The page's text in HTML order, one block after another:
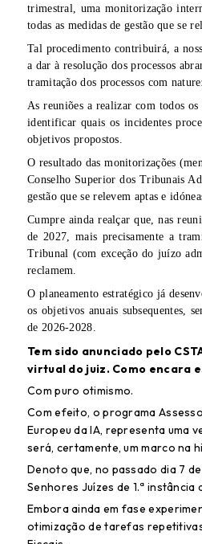
trimestral, uma monitorização
todas as medidas de gestão que se
Tal procedimento contribuirá, a
a dar à resolução dos processos
tramitação dos processos com
As reuniões a realizar com todos os
identificar quais os incidentes
objetivos propostos.
O resultado das monitorizações
Conselho Superior dos Tribunais
gestão que se relevem aptas e
Cumpre ainda realçar que, nas
de 2027, mais precisamente a
Tribunal (com exceção do juízo
reclamem.
O planeamento estratégico já
os objetivos anuais subsequentes,
de 2026-2028.
Tem sido anunciado pelo
virtual do juiz. Como encara
Com puro otimismo.
Com efeito, o programa
Europeu da IA, representa uma
será, certamente, um marco na
Denoto que, no passado dia 7
Senhores Juízes de 1.ª
Embora ainda em fase
otimização de tarefas